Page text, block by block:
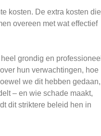
kosten. De extra kosten die
overeen met wat effectief
grondig en professioneel
hun verwachtingen, hoe
we dit hebben gedaan,
– en wie schade maakt,
dit striktere beleid hen in